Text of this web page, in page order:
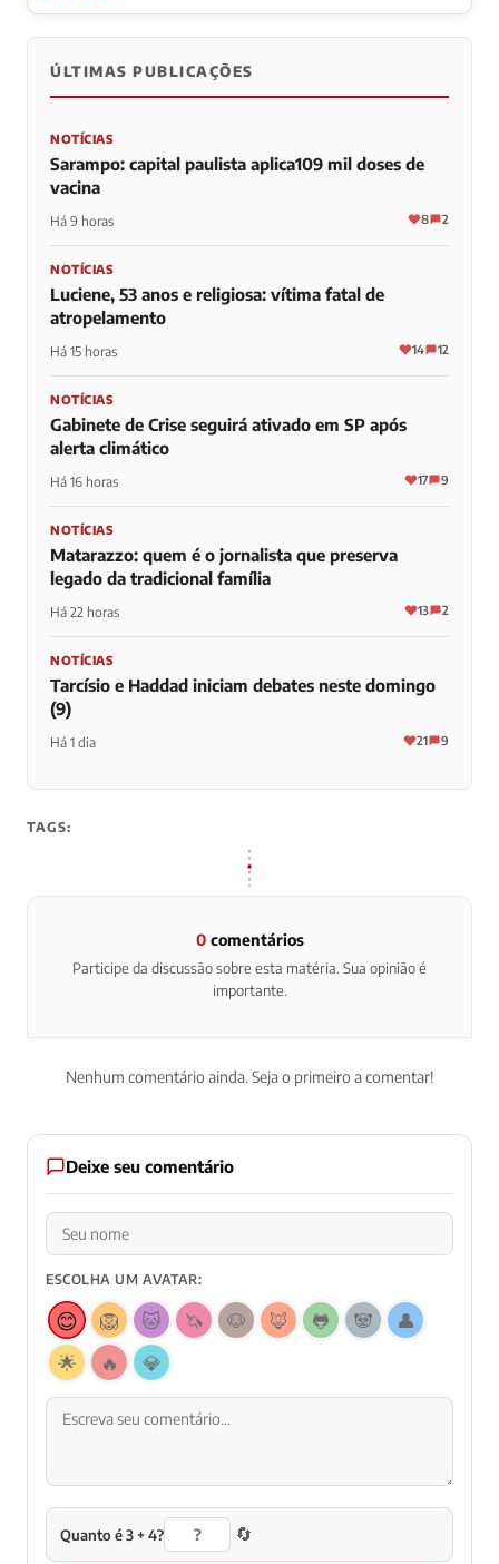
ÚLTIMAS PUBLICAÇÕES
NOTÍCIAS
Sarampo: capital paulista aplica109 mil doses de
vacina
Há 9 horas 8 2
NOTÍCIAS
Luciene, 53 anos e religiosa: vítima fatal de
atropelamento
Há 15 horas 14 12
NOTÍCIAS
Gabinete de Crise seguirá ativado em SP após
alerta climático
Há 16 horas 17 9
NOTÍCIAS
Matarazzo: quem é o jornalista que preserva
legado da tradicional família
Há 22 horas 13 2
NOTÍCIAS
Tarcísio e Haddad iniciam debates neste domingo
(9)
Há 1 dia 21 9
TAGS:
0comentários
Participe da discussão sobre esta matéria. Sua opinião é
importante.
Nenhum comentário ainda. Seja o primeiro a comentar!
Deixe seu comentário
ESCOLHA UM AVATAR:
😊 🦁 🐱 🦄 🐶 🦊 🐸 🐼
👤
🌟
🔥 💎
Quanto é 3 + 4? 🔄